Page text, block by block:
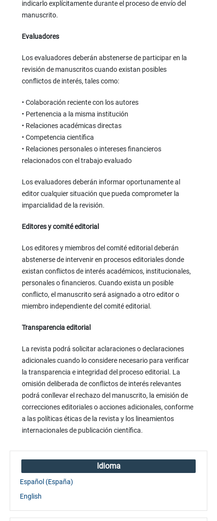
indicarlo explícitamente durante el proceso de envío del
manuscrito.
Evaluadores
Los evaluadores deberán abstenerse de participar en la
revisión de manuscritos cuando existan posibles
conflictos de interés, tales como:
• Colaboración reciente con los autores
• Pertenencia a la misma institución
• Relaciones académicas directas
• Competencia científica
• Relaciones personales o intereses financieros
relacionados con el trabajo evaluado
Los evaluadores deberán informar oportunamente al
editor cualquier situación que pueda comprometer la
imparcialidad de la revisión.
Editores y comité editorial
Los editores y miembros del comité editorial deberán
abstenerse de intervenir en procesos editoriales donde
existan conflictos de interés académicos, institucionales,
personales o financieros. Cuando exista un posible
conflicto, el manuscrito será asignado a otro editor o
miembro independiente del comité editorial.
Transparencia editorial
La revista podrá solicitar aclaraciones o declaraciones
adicionales cuando lo considere necesario para verificar
la transparencia e integridad del proceso editorial. La
omisión deliberada de conflictos de interés relevantes
podrá conllevar el rechazo del manuscrito, la emisión de
correcciones editoriales o acciones adicionales, conforme
a las políticas éticas de la revista y los lineamientos
internacionales de publicación científica.
Idioma
Español (España)
English